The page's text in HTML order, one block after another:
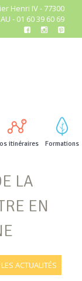
Henri IV - 77300
- 01 60 39 60 69
itinéraires Formations
LA
EN
ACTUALITÉS